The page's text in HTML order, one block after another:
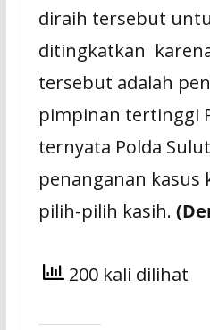
diraih tersebut
ditingkatkan
tersebut adalah
pimpinan tertinggi
ternyata Polda
penanganan kasus
pilih-pilih kasih.
200 kali dilihat